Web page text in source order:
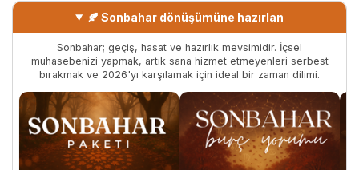
🍂 Sonbahar dönüşümüne hazırlan
Sonbahar; geçiş, hasat ve hazırlık mevsimidir. İçsel
muhasebenizi yapmak, artık sana hizmet etmeyenleri serbest
bırakmak ve 2026'yı karşılamak için ideal bir zaman dilimi.